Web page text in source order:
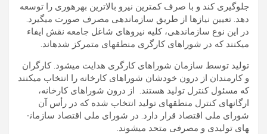
جلوگیری کند و با صرف کمترین نیرو بالاترین بهره­وری را توسعه
دهد. تعیین نیازها از طریق سازماندهی مصرف صورت می­گیرد.
در این نوع سازمان­دهی، کلیه نیروهای شاغل جامعه نقش ایفاء
می­کنند که در شوراهای کارگری منطقه­ای متمرکز شده­اند.
تولید توسط سازمان شوراهای کارگری هدایت می­شود. کارگران
و کارمندان از درون خودشان شوراهای کارخانه را انتخاب می­کنند
که مسئول کنترل تولید هستند. از درون شوراهای کارخانه،
ارگانهای کنترل منطقه­ای تولید انتخاب شده که در رأس آن
شورای ملی اقتصاد قرار دارد. در شورای ملی اقتصاد سازمان­
های تولیدی و مصرفی متحد می­شوند.